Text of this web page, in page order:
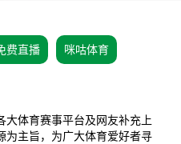
费直播 咪咕体育
大体育赛事平台及网友补充上
为主旨，为广大体育爱好者寻